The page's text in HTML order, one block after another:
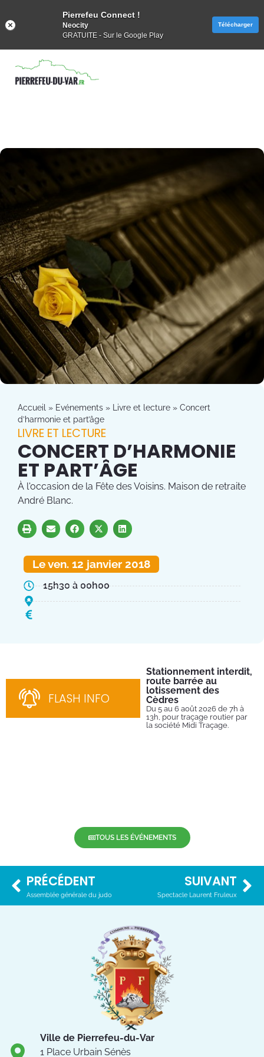
Accueil » Evénements » Livre et lecture » Concert
d’harmonie et part’âge
LIVRE ET LECTURE
CONCERT D’HARMONIE
ET PART’ÂGE
À l'occasion de la Fête des Voisins. Maison de retraite
André Blanc.
Le ven. 12 janvier 2018
15h30 à 00h00
FLASH INFO
Stationnement interdit,
route barrée au
lotissement des
Cèdres
Du 5 au 6 août 2026 de 7h à
13h, pour traçage routier par
la société Midi Traçage.
TOUS LES ÉVÉNEMENTS
PRÉCÉDENT
Assemblée générale du judo
SUIVANT
Spectacle Laurent Fruleux
Ville de Pierrefeu-du-Var
1 Place Urbain Sénès
Pierrefeu Connect !
Neocity
GRATUITE - Sur le Google Play
Télécharger